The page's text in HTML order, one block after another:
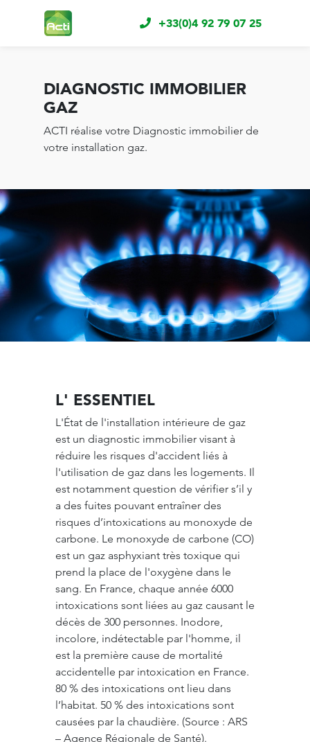
+33(0)4 92 79 07 25
DIAGNOSTIC IMMOBILIER
GAZ
ACTI réalise votre Diagnostic immobilier de
votre installation gaz.
L' ESSENTIEL
L'État de l'installation intérieure de gaz
est un diagnostic immobilier visant à
réduire les risques d'accident liés à
l'utilisation de gaz dans les logements. Il
est notamment question de vérifier s’il y
a des fuites pouvant entraîner des
risques d’intoxications au monoxyde de
carbone. Le monoxyde de carbone (CO)
est un gaz asphyxiant très toxique qui
prend la place de l'oxygène dans le
sang. En France, chaque année 6000
intoxications sont liées au gaz causant le
décès de 300 personnes. Inodore,
incolore, indétectable par l'homme, il
est la première cause de mortalité
accidentelle par intoxication en France.
80 % des intoxications ont lieu dans
l’habitat. 50 % des intoxications sont
causées par la chaudière. (Source : ARS
– Agence Régionale de Santé).